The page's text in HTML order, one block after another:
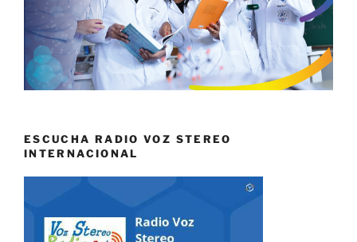
ESCUCHA RADIO VOZ STEREO
INTERNACIONAL